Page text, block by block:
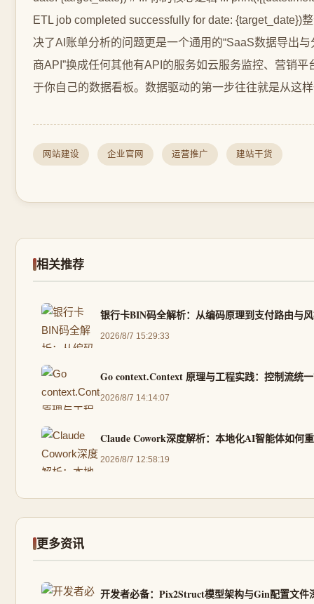
网站建设 企业官网 运营推广 建站干货
相关推荐
银行卡BIN码全解析：从编码原理到支付路由与
2026/8/7 15:29:33
Go context.Context 原理与工程实践：控制流统
2026/8/7 14:14:07
Claude Cowork深度解析：本地化AI智能体如何
2026/8/7 12:58:19
更多资讯
开发者必备：Pix2Struct模型架构与Gin配置文件